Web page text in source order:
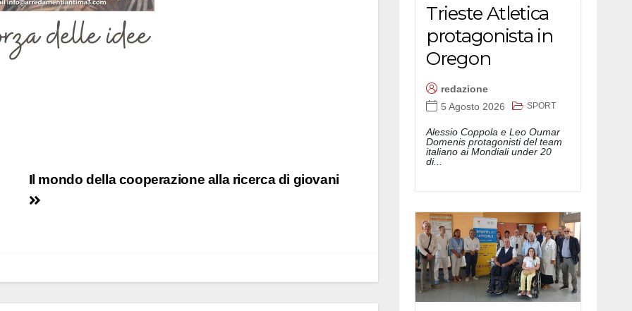
Il mondo della cooperazione alla ricerca di giovani
Trieste Atletica
protagonista in
Oregon
redazione
5 Agosto 2026
SPORT
Alessio Coppola e Leo Oumar
Domenis protagonisti del team
italiano ai Mondiali under 20
di...